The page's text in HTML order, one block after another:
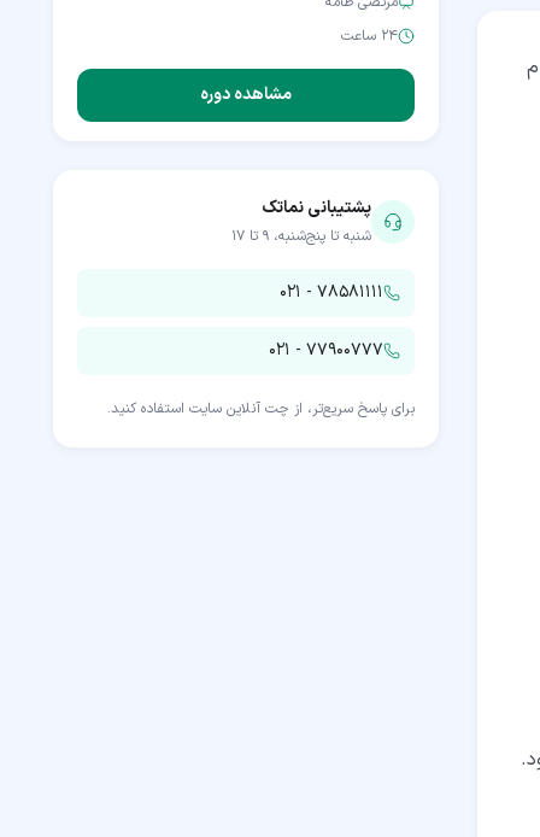
۲۴ ساعت
مشاهده دوره
پشتیبانی نماتک
شنبه تا پنج‌شنبه، ۹ تا ۱۷
۰۲۱ - ۷۸۵۸۱۱۱۱
۰۲۱ - ۷۷۹۰۰۷۷۷
برای پاسخ سریع‌تر، از چت آنلاین سایت استفاده کنید.